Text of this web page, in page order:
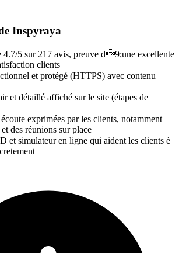
Inspyraya
4.7/5 sur 217 avis, preuve d9;une excellente
clients
et protégé (HTTPS) avec contenu
et détaillé affiché sur le site (étapes de
exprimées par les clients, notamment
des réunions sur place
et simulateur en ligne qui aident les clients è